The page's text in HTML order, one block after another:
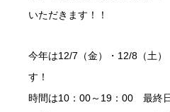
いただきます！！
今年は12/7（金）・12/8（土
す！
時間は10：00～19：00 最終